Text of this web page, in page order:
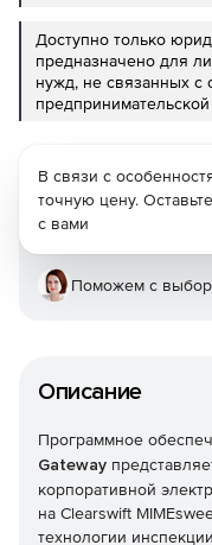
Доступно только
предназначено для
нужд, не связанных с
Описание
Программное
Gateway
корпоративной
на Clearswift
технологии
В связи с
точную цену.
с вами
Поможем с